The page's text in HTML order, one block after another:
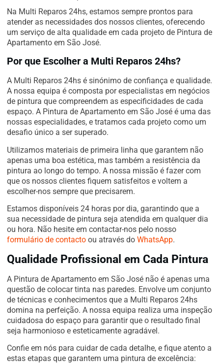
Na Multi Reparos 24hs, estamos sempre prontos para
atender as necessidades dos nossos clientes, oferecendo
um serviço de alta qualidade em cada projeto de Pintura de
Apartamento em São José.
Por que Escolher a Multi Reparos 24hs?
A Multi Reparos 24hs é sinónimo de confiança e qualidade.
A nossa equipa é composta por especialistas em negócios
de pintura que compreendem as especificidades de cada
espaço. A Pintura de Apartamento em São José é uma das
nossas especialidades, e tratamos cada projeto como um
desafio único a ser superado.
Utilizamos materiais de primeira linha que garantem não
apenas uma boa estética, mas também a resistência da
pintura ao longo do tempo. A nossa missão é fazer com
que os nossos clientes fiquem satisfeitos e voltem a
escolher-nos sempre que precisarem.
Estamos disponíveis 24 horas por dia, garantindo que a
sua necessidade de pintura seja atendida em qualquer dia
ou hora. Não hesite em contactar-nos pelo nosso
formulário de contacto ou através do WhatsApp.
Qualidade Profissional em Cada Pintura
A Pintura de Apartamento em São José não é apenas uma
questão de colocar tinta nas paredes. Envolve um conjunto
de técnicas e conhecimentos que a Multi Reparos 24hs
domina na perfeição. A nossa equipa realiza uma inspeção
cuidadosa do espaço para garantir que o resultado final
seja harmonioso e esteticamente agradável.
Confie em nós para cuidar de cada detalhe, e fique atento a
estas etapas que garantem uma pintura de excelência: